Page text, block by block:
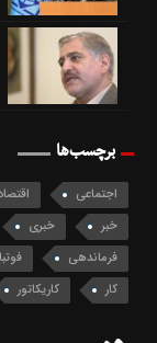
برچسب‌ها
اجتماعی
خبر
خبری
فرماندهی
کار
کاریکاتور